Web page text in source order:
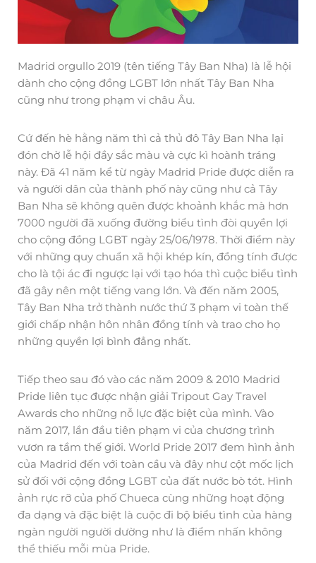
Madrid orgullo 2019 (tên tiếng Tây Ban Nha) là lễ hội
dành cho cộng đồng LGBT lớn nhất Tây Ban Nha
cũng như trong phạm vi châu Âu.
Cứ đến hè hằng năm thì cả thủ đô Tây Ban Nha lại
đón chờ lễ hội đầy sắc màu và cực kì hoành tráng
này. Đã 41 năm kể từ ngày Madrid Pride được diễn ra
và người dân của thành phố này cũng như cả Tây
Ban Nha sẽ không quên được khoảnh khắc mà hơn
7000 người đã xuống đường biểu tình đòi quyền lợi
cho cộng đồng LGBT ngày 25/06/1978. Thời điểm này
với những quy chuẩn xã hội khép kín, đồng tính được
cho là tội ác đi ngược lại với tạo hóa thì cuộc biểu tình
đã gây nên một tiếng vang lớn. Và đến năm 2005,
Tây Ban Nha trở thành nước thứ 3 phạm vi toàn thế
giới chấp nhận hôn nhân đồng tính và trao cho họ
những quyền lợi bình đẳng nhất.
Tiếp theo sau đó vào các năm 2009 & 2010 Madrid
Pride liên tục được nhận giải Tripout Gay Travel
Awards cho những nỗ lực đặc biệt của mình. Vào
năm 2017, lần đầu tiên phạm vi của chương trình
vươn ra tầm thế giới. World Pride 2017 đem hình ảnh
của Madrid đến với toàn cầu và đây như cột mốc lịch
sử đối với cộng đồng LGBT của đất nước bò tót. Hình
ảnh rực rỡ của phố Chueca cùng những hoạt động
đa dạng và đặc biệt là cuộc đi bộ biểu tình của hàng
ngàn người người dường như là điểm nhấn không
thể thiếu mỗi mùa Pride.